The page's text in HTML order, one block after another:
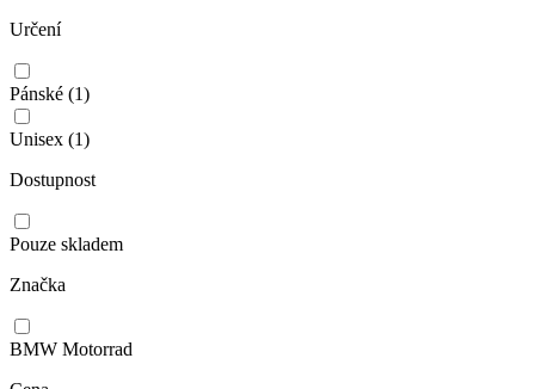
Určení
Pánské (1)
Unisex (1)
Dostupnost
Pouze skladem
Značka
BMW Motorrad